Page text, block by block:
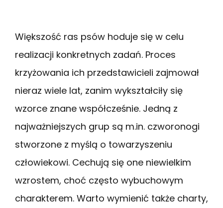
Większość ras psów hoduje się w celu
realizacji konkretnych zadań. Proces
krzyżowania ich przedstawicieli zajmował
nieraz wiele lat, zanim wykształciły się
wzorce znane współcześnie. Jedną z
najważniejszych grup są m.in. czworonogi
stworzone z myślą o towarzyszeniu
człowiekowi. Cechują się one niewielkim
wzrostem, choć często wybuchowym
charakterem. Warto wymienić także charty,